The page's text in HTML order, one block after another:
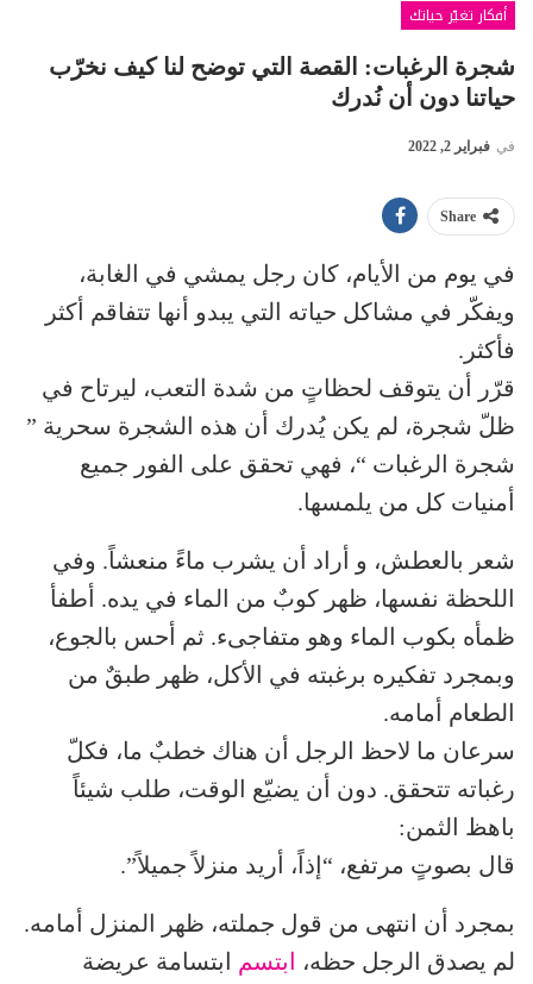
أفكار تغيّر حياتك
شجرة الرغبات: القصة التي توضح لنا كيف نخرّب
حياتنا دون أن نُدرك
في فبراير 2, 2022
Share
في يوم من الأيام، كان رجل يمشي في الغابة،
ويفكّر في مشاكل حياته التي يبدو أنها تتفاقم أكثر
فأكثر.
قرّر أن يتوقف لحظاتٍ من شدة التعب، ليرتاح في
ظلّ شجرة، لم يكن يُدرك أن هذه الشجرة سحرية ”
شجرة الرغبات “، فهي تحقق على الفور جميع
أمنيات كل من يلمسها.
شعر بالعطش، و أراد أن يشرب ماءً منعشاً. وفي
اللحظة نفسها، ظهر كوبٌ من الماء في يده. أطفأ
ظمأه بكوب الماء وهو متفاجىء. ثم أحس بالجوع،
وبمجرد تفكيره برغبته في الأكل، ظهر طبقٌ من
الطعام أمامه.
سرعان ما لاحظ الرجل أن هناك خطبٌ ما، فكلّ
رغباته تتحقق. دون أن يضيّع الوقت، طلب شيئاً
باهظ الثمن:
قال بصوتٍ مرتفع، “إذاً، أريد منزلاً جميلاً”.
بمجرد أن انتهى من قول جملته، ظهر المنزل أمامه.
لم يصدق الرجل حظه، ابتسم ابتسامة عريضة